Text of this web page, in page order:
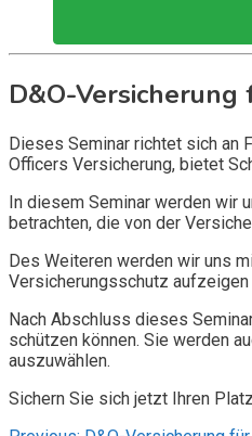
D&O-
Dieses Seminar richtet sich an
Officers Versicherung, bietet
In diesem Seminar werden wir
betrachten, die von der
Des Weiteren werden wir uns
Versicherungsschutz
Nach Abschluss dieses
schützen können. Sie werden
auszuwählen.
Sichern Sie sich jetzt Ihren